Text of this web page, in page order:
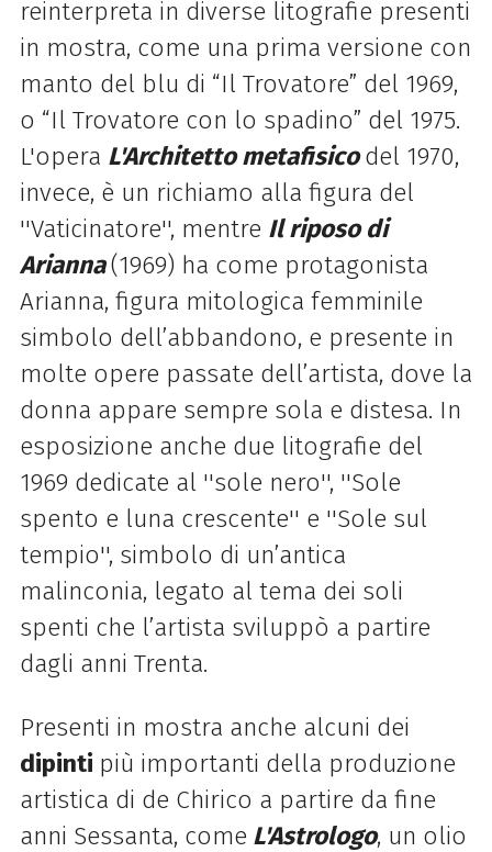
reinterpreta in diverse litografie presenti
in mostra, come una prima versione con
manto del blu di “Il Trovatore” del 1969,
o “Il Trovatore con lo spadino” del 1975.
L'opera L'Architetto metafisicodel 1970,
invece, è un richiamo alla figura del
''Vaticinatore'', mentre Il riposo di
Arianna(1969) ha come protagonista
Arianna, figura mitologica femminile
simbolo dell’abbandono, e presente in
molte opere passate dell’artista, dove la
donna appare sempre sola e distesa. In
esposizione anche due litografie del
1969 dedicate al ''sole nero'', ''Sole
spento e luna crescente'' e ''Sole sul
tempio'', simbolo di un’antica
malinconia, legato al tema dei soli
spenti che l’artista sviluppò a partire
dagli anni Trenta.
Presenti in mostra anche alcuni dei
dipinti più importanti della produzione
artistica di de Chirico a partire da fine
anni Sessanta, come L'Astrologo, un olio